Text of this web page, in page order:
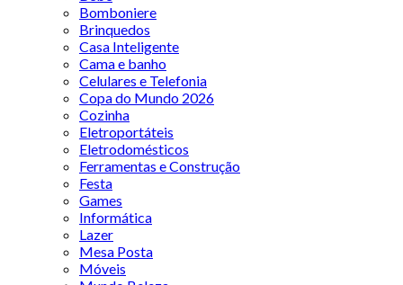
Bomboniere
Brinquedos
Casa Inteligente
Cama e banho
Celulares e Telefonia
Copa do Mundo 2026
Cozinha
Eletroportáteis
Eletrodomésticos
Ferramentas e Construção
Festa
Games
Informática
Lazer
Mesa Posta
Móveis